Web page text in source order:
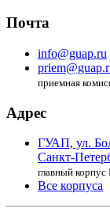
Почта
info@guap.ru
приемная
Адрес
ГУАП, ул.
Санкт-
главный
Все корпуса